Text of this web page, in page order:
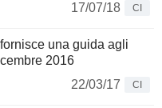
17/07/18
CI
una guida agli
2016
22/03/17
CI